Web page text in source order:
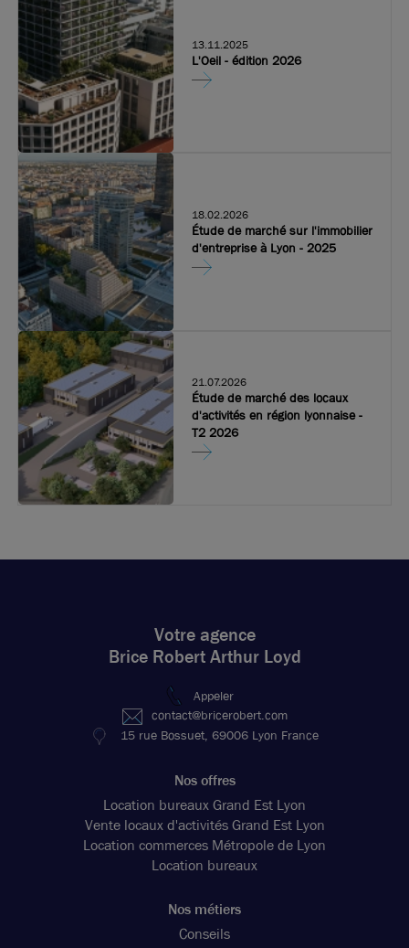
13.11.2025
L'Oeil - édition 2026
18.02.2026
Étude de marché sur l'immobilier
d'entreprise à Lyon - 2025
21.07.2026
Étude de marché des locaux
d'activités en région lyonnaise -
T2 2026
Votre agence
Brice Robert Arthur Loyd
Appeler
contact@bricerobert.com
15 rue Bossuet, 69006 Lyon France
Nos offres
Location bureaux Grand Est Lyon
Vente locaux d'activités Grand Est Lyon
Location commerces Métropole de Lyon
Location bureaux
Nos métiers
Conseils